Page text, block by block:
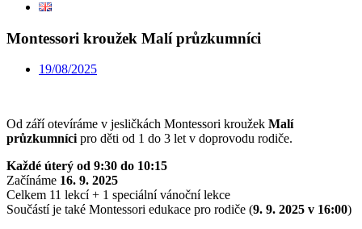
Montessori kroužek Malí průzkumníci
19/08/2025
Od září otevíráme v jesličkách Montessori kroužek Malí
průzkumnícipro děti od 1 do 3 let v doprovodu rodiče.
Každé úterý od 9:30 do 10:15
Začínáme 16. 9. 2025
Celkem 11 lekcí + 1 speciální vánoční lekce
Součástí je také Montessori edukace pro rodiče (9. 9. 2025 v 16:00)